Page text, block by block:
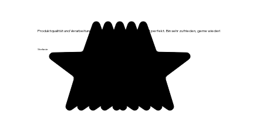
Produktqualität und Verarbeitung sind top, sieht sehr schön aus, passt perfekt. Bin sehr zufrieden, gerne wieder!
Stefanie